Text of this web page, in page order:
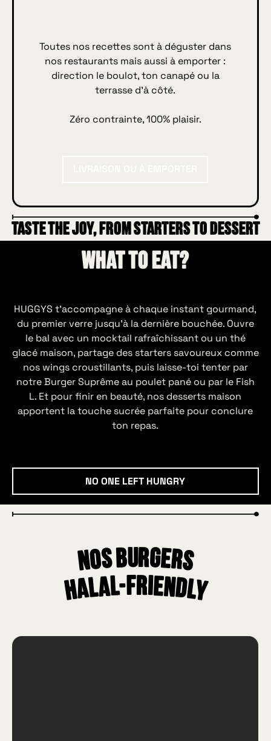
Toutes nos recettes sont à déguster dans
nos restaurants mais aussi à emporter :
direction le boulot, ton canapé ou la
terrasse d’à côté.
Zéro contrainte, 100% plaisir.
TASTE THE JOY, FROM STARTERS TO DESSERT
What to eat?
HUGGYS t’accompagne à chaque instant gourmand,
du premier verre jusqu’à la dernière bouchée. Ouvre
le bal avec un mocktail rafraîchissant ou un thé
glacé maison, partage des starters savoureux comme
nos wings croustillants, puis laisse-toi tenter par
notre Burger Suprême au poulet pané ou par le Fish
L. Et pour finir en beauté, nos desserts maison
apportent la touche sucrée parfaite pour conclure
ton repas.
NO ONE LEFT HUNGRY
Nos burgers
Halal-Friendly